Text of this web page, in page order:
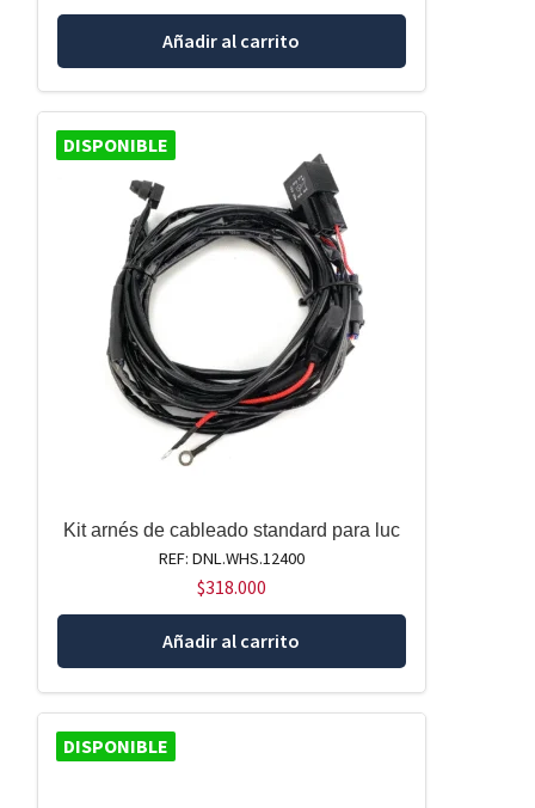
Añadir al carrito
DISPONIBLE
Kit arnés de cableado standard para luc
REF: DNL.WHS.12400
$318.000
Añadir al carrito
DISPONIBLE